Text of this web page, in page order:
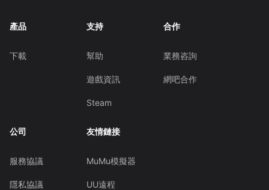
產品
下載
支持
幫助
遊戲資訊
Steam
合作
業務咨詢
網吧合作
公司
服務協議
隱私協議
友情鏈接
MuMu模擬器
UU遠程